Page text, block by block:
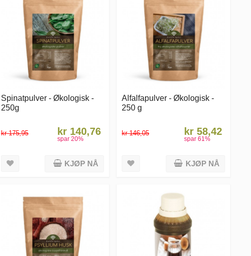
Spinatpulver - Økologisk -
250g
kr 175,95 kr 140,76
spar20%
KJØP NÅ
Alfalfapulver - Økologisk -
250 g
kr 146,05 kr 58,42
spar 61%
KJØP NÅ